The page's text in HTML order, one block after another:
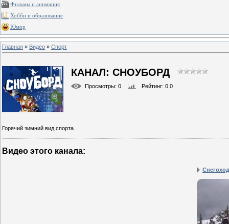
Фильмы и анимация
Хобби и образование
Юмор
Главная » Видео » Спорт
КАНАЛ: СНОУБОРД
Просмотры: 0 Рейтинг: 0.0
Горячий зимний вид спорта.
Видео этого канала: